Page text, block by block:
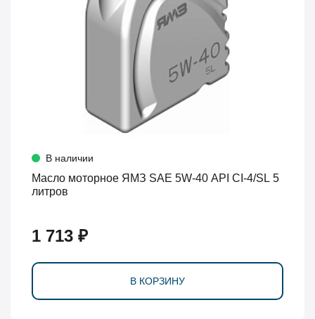
В наличии
Масло моторное ЯМЗ SAE 5W-40 API CI-4/SL 5
литров
1 713 ₽
В КОРЗИНУ